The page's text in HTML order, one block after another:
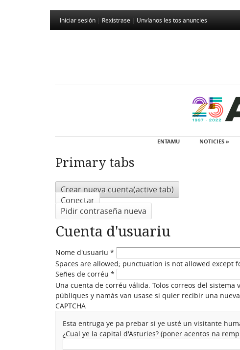
Iniciar sesión Rexistrase Unvíanos les tos anuncies
ENTAMU NOTICIES »
Primary tabs
Crear nueva cuenta(active tab)
Conectar
Pidir contraseña nueva
Cuenta d'usuariu
Nome d'usuariu *
Spaces are allowed; punctuation is not allowed except
Señes de corréu *
Una cuenta de corréu válida. Tolos correos del
públiques y namás van usase si quier recibir una
CAPTCHA
Esta entruga ye pa prebar si ye usté un visitante
¿Cual ye la capital d'Asturies? (poner acentos na